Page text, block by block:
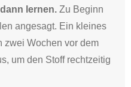
lernen. Zu Beginn
angesagt. Ein kleines
zwei Wochen vor dem
um den Stoff rechtzeitig